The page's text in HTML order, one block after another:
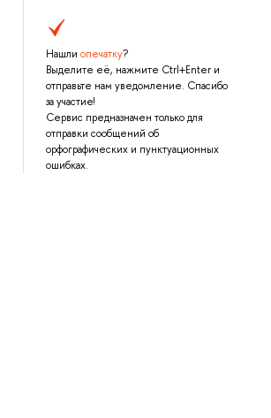
Нашли опечатку?
Выделите её, нажмите Ctrl+Enter и
отправьте нам уведомление. Спасибо
за участие!
Сервис предназначен только для
отправки сообщений об
орфографических и пунктуационных
ошибках.